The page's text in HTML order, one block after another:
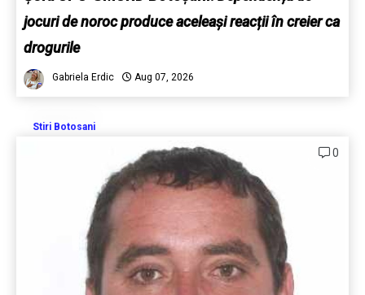
jocuri de noroc produce aceleași reacții în creier ca
drogurile
Gabriela Erdic Aug 07, 2026
Stiri Botosani
0